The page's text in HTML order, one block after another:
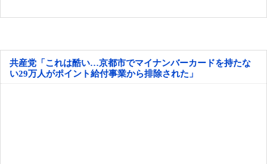
共産党「これは酷い…京都市でマイナンバーカードを持たな
い29万人がポイント給付事業から排除された」